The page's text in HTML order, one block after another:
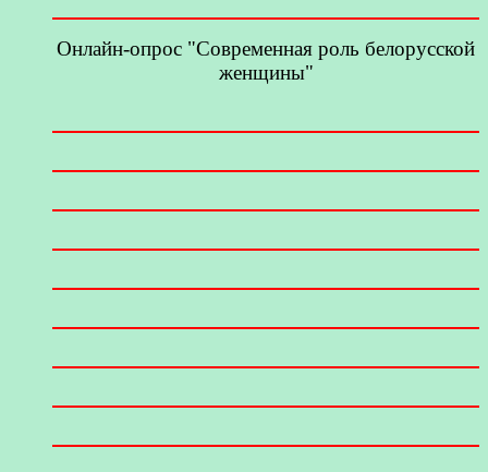
Онлайн-опрос "Современная роль белорусской
женщины"